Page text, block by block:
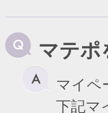
マテポ
マイペ
下記マ